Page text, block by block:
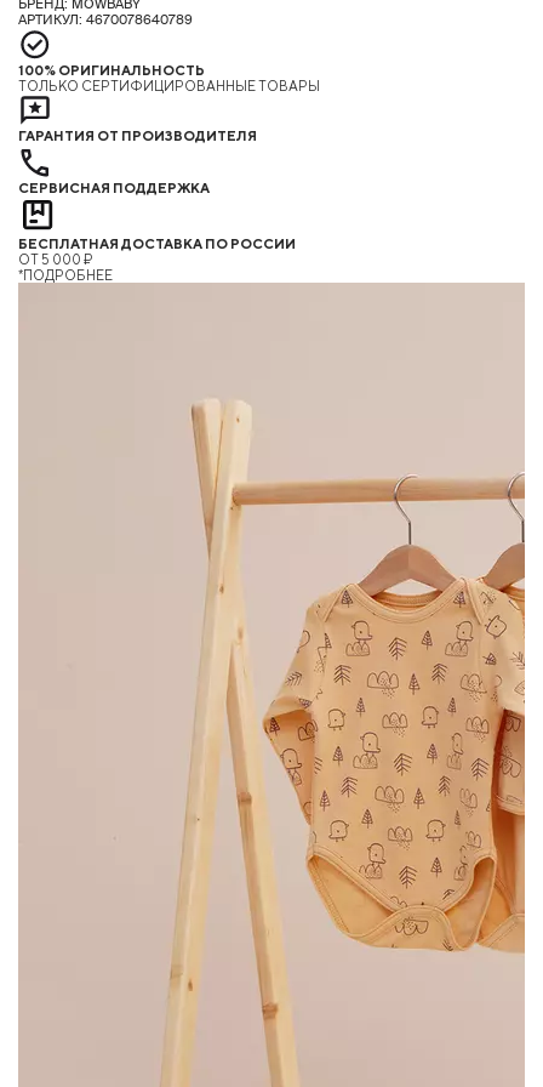
БРЕНД: MOWBABY
АРТИКУЛ: 4670078640789
100% ОРИГИНАЛЬНОСТЬ
ТОЛЬКО СЕРТИФИЦИРОВАННЫЕ ТОВАРЫ
ГАРАНТИЯ ОТ ПРОИЗВОДИТЕЛЯ
СЕРВИСНАЯ ПОДДЕРЖКА
БЕСПЛАТНАЯ ДОСТАВКА ПО РОССИИ
ОТ 5 000 ₽
*ПОДРОБНЕЕ